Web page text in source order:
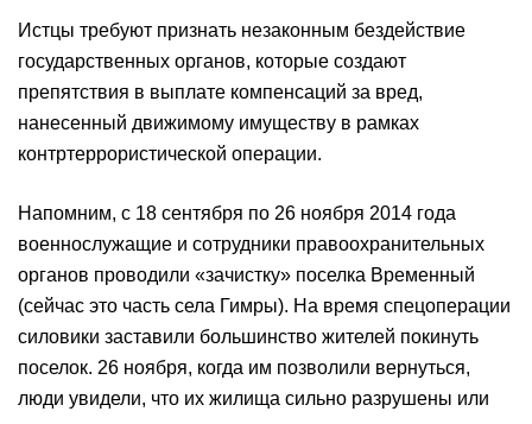
Истцы требуют признать незаконным бездействие
государственных органов, которые создают
препятствия в выплате компенсаций за вред,
нанесенный движимому имуществу в рамках
контртеррористической операции.
Напомним, с 18 сентября по 26 ноября 2014 года
военнослужащие и сотрудники правоохранительных
органов проводили «зачистку» поселка Временный
(сейчас это часть села Гимры). На время спецоперации
силовики заставили большинство жителей покинуть
поселок. 26 ноября, когда им позволили вернуться,
люди увидели, что их жилища сильно разрушены или